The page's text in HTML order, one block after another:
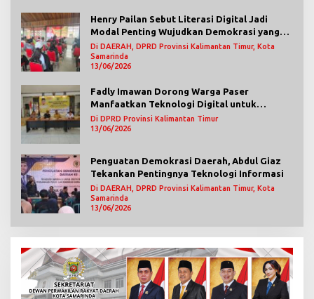
Henry Pailan Sebut Literasi Digital Jadi
Modal Penting Wujudkan Demokrasi yang
Lebih Terbuka
Di DAERAH, DPRD Provinsi Kalimantan Timur, Kota
Samarinda
13/06/2026
Fadly Imawan Dorong Warga Paser
Manfaatkan Teknologi Digital untuk
Mengawasi Jalannya Pemerintahan
Di DPRD Provinsi Kalimantan Timur
13/06/2026
Penguatan Demokrasi Daerah, Abdul Giaz
Tekankan Pentingnya Teknologi Informasi
Di DAERAH, DPRD Provinsi Kalimantan Timur, Kota
Samarinda
13/06/2026